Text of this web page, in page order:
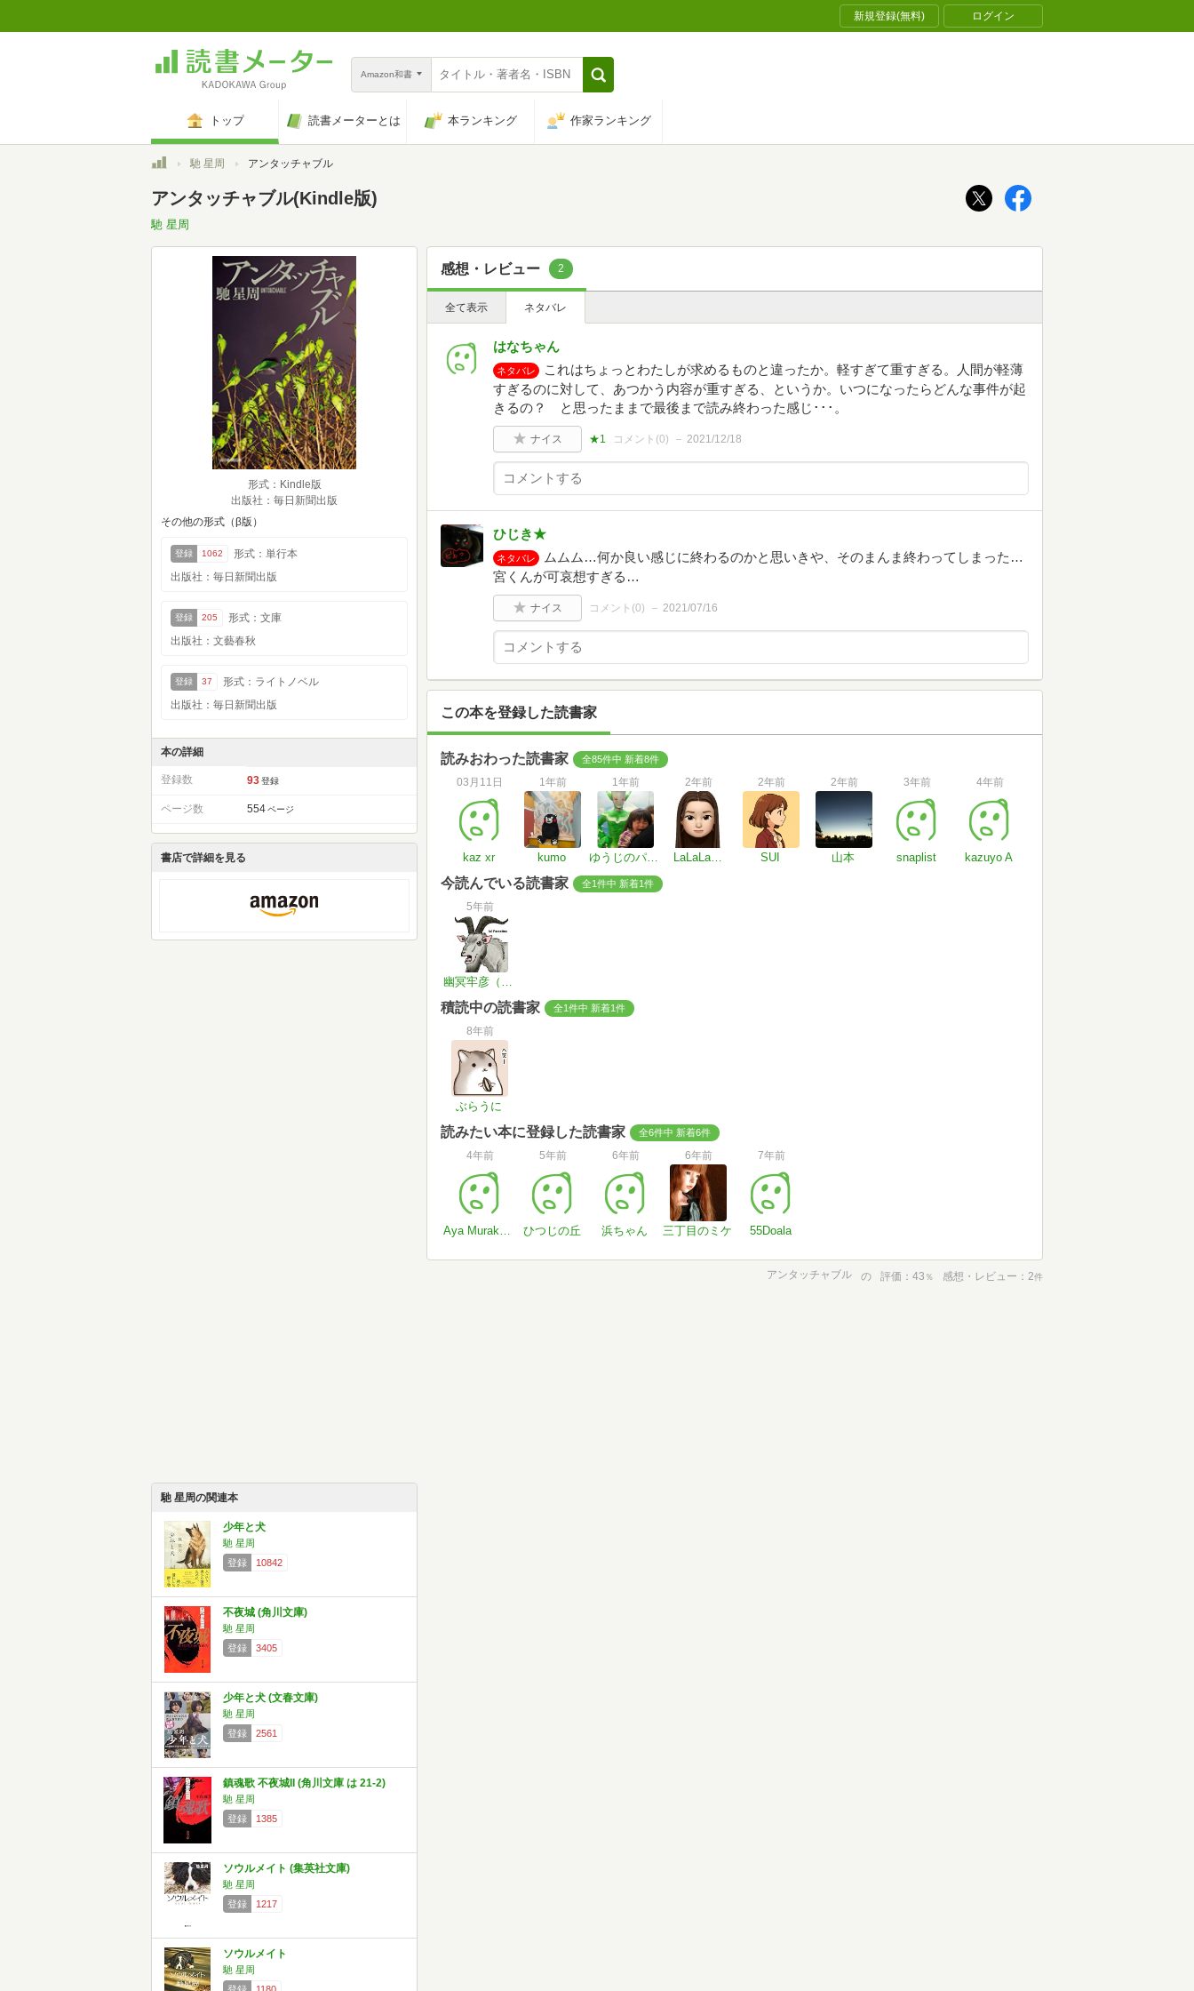
新規登録(無料) ログイン
Amazon和書
トップ 読書メーターとは 本ランキング 作家ランキング
トップ馳 星周 アンタッチャブル
アンタッチャブル(Kindle版)
馳 星周
形式：Kindle版
出版社：毎日新聞出版
その他の形式（β版）
登録 1062
形式：単行本
出版社：毎日新聞出版
登録 205
形式：文庫
出版社：文藝春秋
登録 37
形式：ライトノベル
出版社：毎日新聞出版
本の詳細
登録数 93 登録
ページ数 554 ページ
書店で詳細を見る
馳 星周の関連本
少年と犬
馳 星周
登録
10842
不夜城 (角川文庫)
馳 星周
登録
3405
少年と犬 (文春文庫)
馳 星周
登録
2561
鎮魂歌 不夜城II (角川文庫 は 21-2)
馳 星周
登録
1385
ソウルメイト (集英社文庫)
馳 星周
登録
1217
ソウルメイト
馳 星周
感想・レビュー 2
全て表示 ネタバレ
はなちゃん
ネタバレ
これはちょっとわたしが求めるものと違ったか。軽すぎて重すぎる。人間が軽薄
すぎるのに対して、あつかう内容が重すぎる、というか。いつになったらどんな事件が起
きるの？ と思ったままで最後まで読み終わった感じ･･･。
ナイス ★1 コメント(0) 2021/12/18
ひじき★
ネタバレ
ムムム…何か良い感じに終わるのかと思いきや、そのまんま終わってしまった…
宮くんが可哀想すぎる…
ナイス コメント(0) 2021/07/16
この本を登録した読書家
読みおわった読書家 全85件中 新着8件
03月11日
kaz xr
1年前
kumo
1年前
ゆうじのパンツはオニのパンツ
2年前
LaLaLa…
2年前
SUI
2年前
山本
3年前
snaplist
4年前
kazuyo A
今読んでいる読書家 全1件中 新着1件
5年前
幽冥牢彦（ゆめろうひこ）@雪景色好きの山羊の姿で現れる猫
積読中の読書家 全1件中 新着1件
8年前
ぶらうに
読みたい本に登録した読書家 全6件中 新着6件
4年前
Aya Murakami
5年前
ひつじの丘
6年前
浜ちゃん
6年前
三丁目のミケ
7年前
55Doala
アンタッチャブル の 評価 43 ％ 感想・レビュー 2件